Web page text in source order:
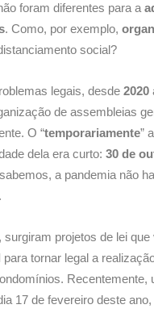
foram diferentes para a
. Como, por exemplo,
social?
legais, desde 2020
de assembleias
O “temporariamente”
dela era curto: 30 de
a pandemia não
surgiram projetos de lei
para tornar legal a
Recentemente,
17 de fevereiro deste ano,